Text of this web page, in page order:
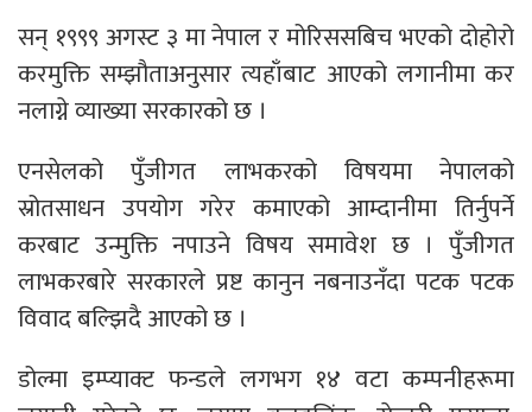
सन् १९९९ अगस्ट ३ मा नेपाल र मोरिससबिच भएको दोहोरो
करमुक्ति सम्झौताअनुसार त्यहाँबाट आएको लगानीमा कर
नलाग्ने व्याख्या सरकारको छ ।
एनसेलको पुँजीगत लाभकरको विषयमा नेपालको
स्रोतसाधन उपयोग गरेर कमाएको आम्दानीमा तिर्नुपर्ने
करबाट उन्मुक्ति नपाउने विषय समावेश छ । पुँजीगत
लाभकरबारे सरकारले प्रष्ट कानुन नबनाउनँदा पटक पटक
विवाद बल्झिदै आएको छ ।
डोल्मा इम्प्याक्ट फन्डले लगभग १४ वटा कम्पनीहरूमा